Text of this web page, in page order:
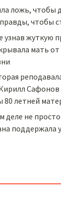
ложь, чтобы
чтобы
узнав жуткую
мать
Сафонов
80 летней
деле не
поддержала